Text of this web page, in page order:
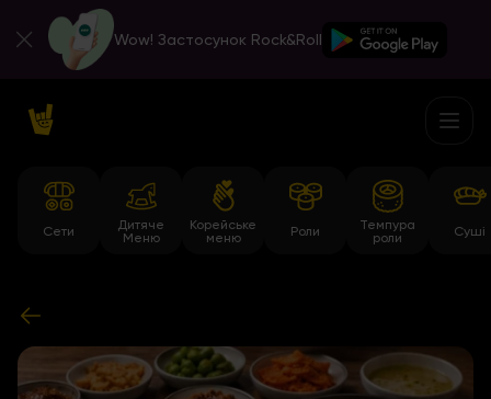
Wow! Застосунок Rock&Roll
Сети
Дитяче
Меню
Корейське
меню
Роли
Темпура
роли
Суші